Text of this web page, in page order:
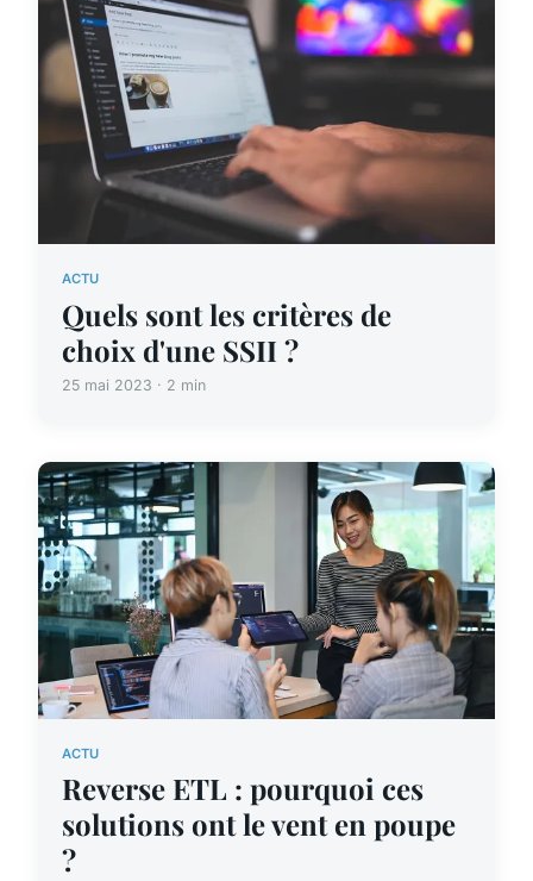
ACTU
Quels sont les critères de
choix d'une SSII ?
25 mai 2023 · 2 min
ACTU
Reverse ETL : pourquoi ces
solutions ont le vent en poupe
?